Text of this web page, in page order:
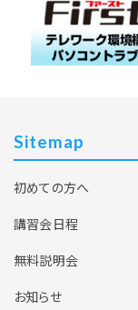
Sitemap
初めての方へ
講習会日程
無料説明会
お知らせ